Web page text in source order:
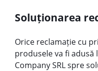
Soluționarea
Orice reclamație cu
produsele va fi adusă
Company SRL spre